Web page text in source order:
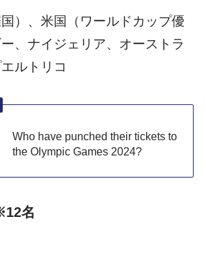
）、米国（ワールドカップ優
、ナイジェリア、オーストラ
ルトリコ
Who have punched their tickets to
the Olympic Games 2024?
名